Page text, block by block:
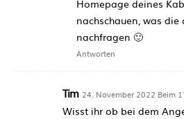
Homepage deines
nachschauen, was
nachfragen 🙂
Antworten
Tim 24. November 2022 Beim
Wisst ihr ob bei dem